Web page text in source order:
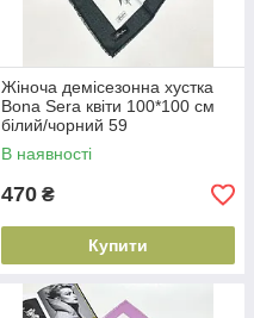
Жіноча демісезонна хустка
Bona Sera квіти 100*100 см
білий/чорний 59
В наявності
470 ₴
Купити